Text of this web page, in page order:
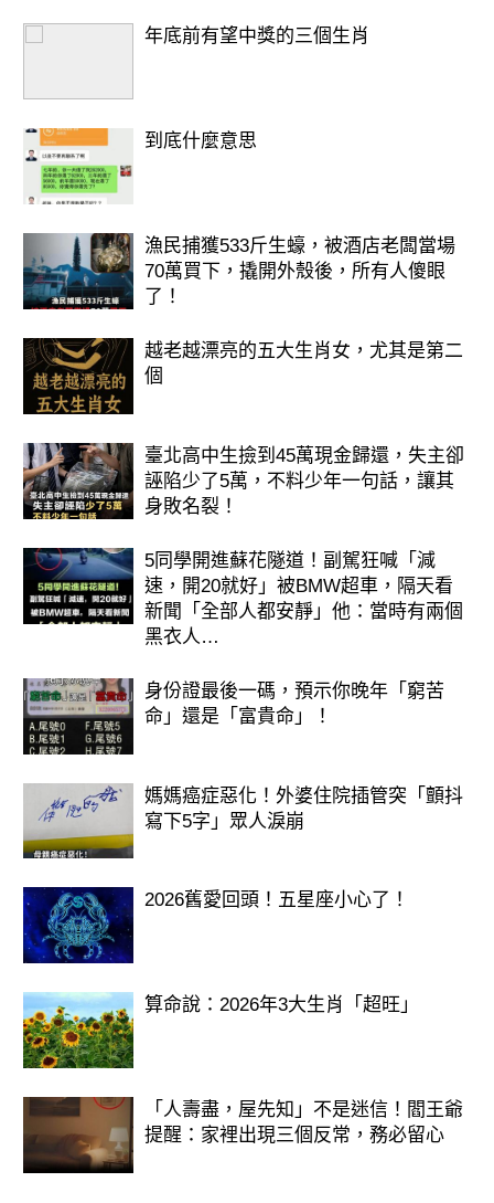
年底前有望中獎的三個生肖
到底什麼意思
漁民捕獲533斤生蠔，被酒店老闆當場
70萬買下，撬開外殼後，所有人傻眼
了！
越老越漂亮的五大生肖女，尤其是第二
個
臺北高中生撿到45萬現金歸還，失主卻
誣陷少了5萬，不料少年一句話，讓其
身敗名裂！
5同學開進蘇花隧道！副駕狂喊「減
速，開20就好」被BMW超車，隔天看
新聞「全部人都安靜」他：當時有兩個
黑衣人…
身份證最後一碼，預示你晚年「窮苦
命」還是「富貴命」！
媽媽癌症惡化！外婆住院插管突「顫抖
寫下5字」眾人淚崩
2026舊愛回頭！五星座小心了！
算命說：2026年3大生肖「超旺」
「人壽盡，屋先知」不是迷信！閻王爺
提醒：家裡出現三個反常，務必留心